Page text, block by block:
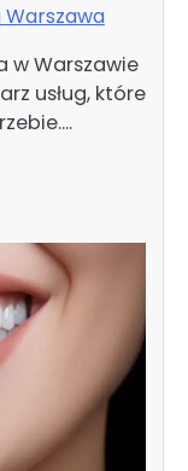
w Warszawie
usług, które